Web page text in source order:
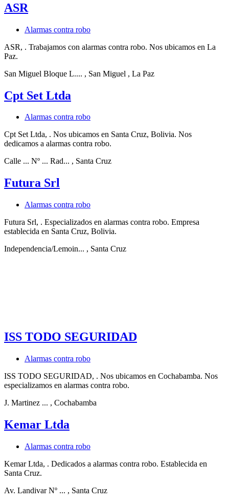
ASR
Alarmas contra robo
ASR, . Trabajamos con alarmas contra robo. Nos ubicamos en La
Paz.
San Miguel Bloque L.... , San Miguel , La Paz
Cpt Set Ltda
Alarmas contra robo
Cpt Set Ltda, . Nos ubicamos en Santa Cruz, Bolivia. Nos
dedicamos a alarmas contra robo.
Calle ... Nº ... Rad... , Santa Cruz
Futura Srl
Alarmas contra robo
Futura Srl, . Especializados en alarmas contra robo. Empresa
establecida en Santa Cruz, Bolivia.
Independencia/Lemoin... , Santa Cruz
ISS TODO SEGURIDAD
Alarmas contra robo
ISS TODO SEGURIDAD, . Nos ubicamos en Cochabamba. Nos
especializamos en alarmas contra robo.
J. Martinez ... , Cochabamba
Kemar Ltda
Alarmas contra robo
Kemar Ltda, . Dedicados a alarmas contra robo. Establecida en
Santa Cruz.
Av. Landivar Nº ... , Santa Cruz